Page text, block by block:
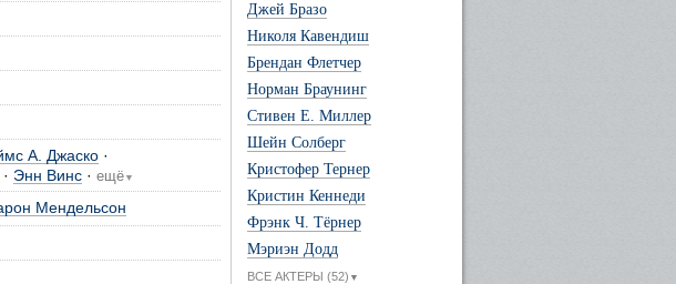
А. Джаско ·
· Энн Винс · ещё ▼
Мендельсон
Джей Бразо
Николя Кавендиш
Брендан Флетчер
Норман Браунинг
Стивен Е. Миллер
Шейн Солберг
Кристофер Тернер
Кристин Кеннеди
Фрэнк Ч. Тёрнер
Мэриэн Додд
ВСЕ АКТЕРЫ (52) ▼